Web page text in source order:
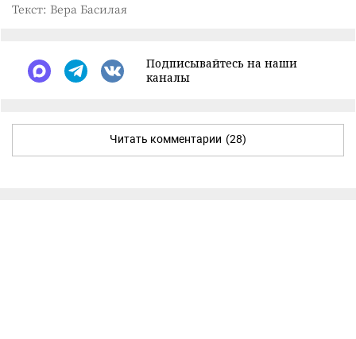
Текст: Вера Басилая
Подписывайтесь на наши
каналы
Читать комментарии (28)